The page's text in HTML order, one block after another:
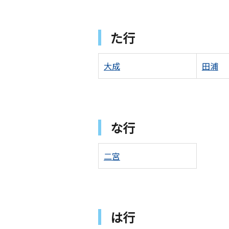
た行
大成 田浦
な行
二宮
は行